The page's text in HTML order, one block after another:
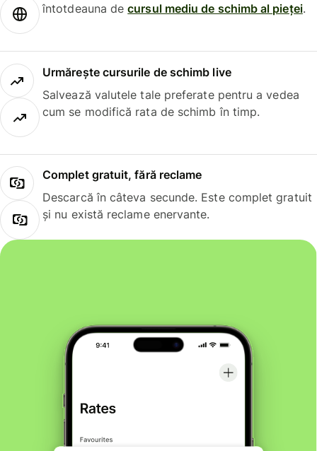
întotdeauna decursul mediu de schimb al pieței.
Urmărește cursurile de schimb live
Salvează valutele tale preferate pentru a vedea
cum se modifică rata de schimb în timp.
Complet gratuit, fără reclame
Descarcă în câteva secunde. Este complet gratuit
și nu există reclame enervante.